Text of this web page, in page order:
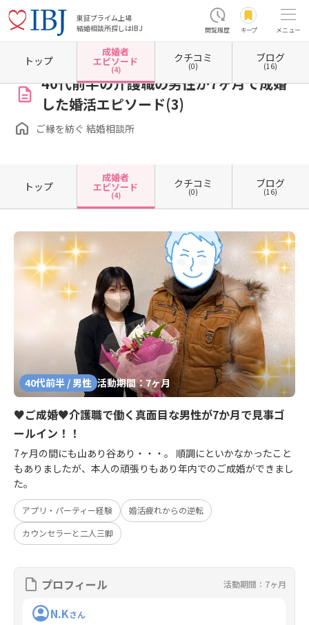
東証プライム上場
結婚相談所探しはIBJ
閲覧履歴 キープ メニュー
ホーム 広島県の結婚相談所 広島県広島市 広島県広島市西区 ご縁を紡ぐ 結婚相談所
40代前半の介護職の男性が7ヶ月で成婚
した婚活エピソード(3)
ご縁を紡ぐ 結婚相談所
トップ
成婚者
エピソード
(4)
クチコミ
(0)
ブログ
(16)
トップ
成婚者
エピソード
(4)
クチコミ
(0)
ブログ
(16)
40代前半 / 男性 活動期間：7ヶ月
♥ご成婚♥介護職で働く真面目な男性が7か月で見事ゴ
ールイン！！
7ヶ月の間にも山あり谷あり・・・。 順調にといかなかったこと
もありましたが、本人の頑張りもあり年内でのご成婚ができまし
た。
アプリ・パーティー経験
婚活疲れからの逆転
カウンセラーと二人三脚
プロフィール 活動期間：7ヶ月
N.Kさん